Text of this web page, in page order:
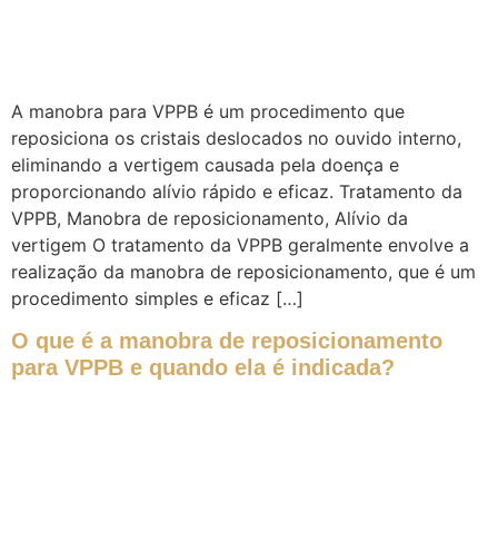
A manobra para VPPB é um procedimento que
reposiciona os cristais deslocados no ouvido interno,
eliminando a vertigem causada pela doença e
proporcionando alívio rápido e eficaz. Tratamento da
VPPB, Manobra de reposicionamento, Alívio da
vertigem O tratamento da VPPB geralmente envolve a
realização da manobra de reposicionamento, que é um
procedimento simples e eficaz […]
O que é a manobra de reposicionamento
para VPPB e quando ela é indicada?